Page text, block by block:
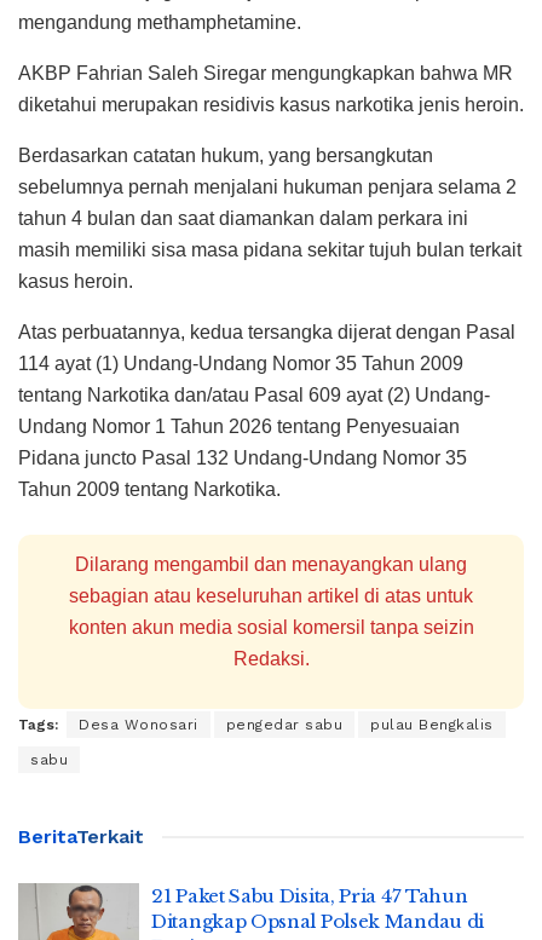
mengandung methamphetamine.
AKBP Fahrian Saleh Siregar mengungkapkan bahwa MR
diketahui merupakan residivis kasus narkotika jenis heroin.
Berdasarkan catatan hukum, yang bersangkutan
sebelumnya pernah menjalani hukuman penjara selama 2
tahun 4 bulan dan saat diamankan dalam perkara ini
masih memiliki sisa masa pidana sekitar tujuh bulan terkait
kasus heroin.
Atas perbuatannya, kedua tersangka dijerat dengan Pasal
114 ayat (1) Undang-Undang Nomor 35 Tahun 2009
tentang Narkotika dan/atau Pasal 609 ayat (2) Undang-
Undang Nomor 1 Tahun 2026 tentang Penyesuaian
Pidana juncto Pasal 132 Undang-Undang Nomor 35
Tahun 2009 tentang Narkotika.
Dilarang mengambil dan menayangkan ulang
sebagian atau keseluruhan artikel di atas untuk
konten akun media sosial komersil tanpa seizin
Redaksi.
Tags: Desa Wonosari pengedar sabu pulau Bengkalis
sabu
BeritaTerkait
21 Paket Sabu Disita, Pria 47 Tahun
Ditangkap Opsnal Polsek Mandau di